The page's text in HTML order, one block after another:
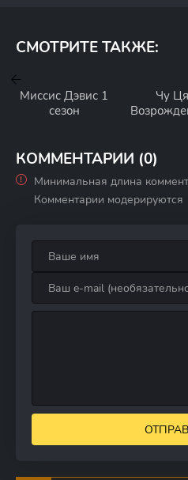
СМОТРИТЕ ТАКЖЕ:
Миссис Дэвис 1
сезон
Чу
КОММЕНТАРИИ (0)
Минимальная длина
Комментарии модерируются